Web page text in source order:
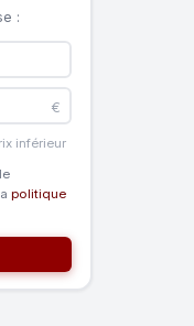
:
€
inférieur
politique